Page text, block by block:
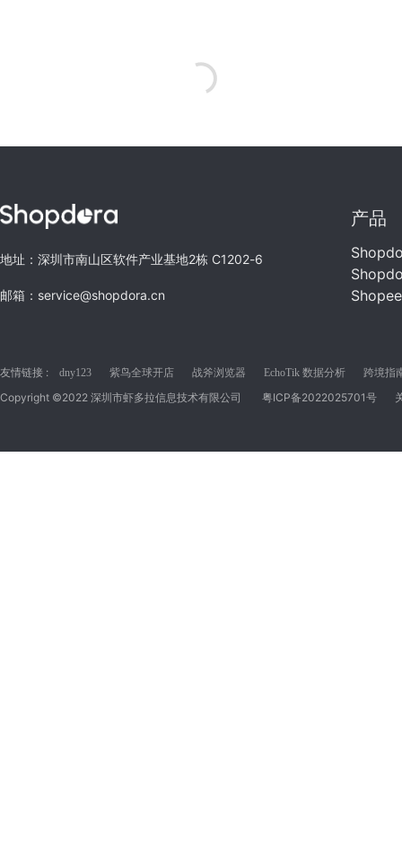
地址：深圳市南山区软件产业基地2栋 C1202-6
邮箱：service@shopdora.cn
产品
友情链接 : dny123 紫鸟全球开店 战斧浏览器 EchoTik 数据分析 跨境指
Copyright ©2022 深圳市虾多拉信息技术有限公司 粤ICP备2022025701号